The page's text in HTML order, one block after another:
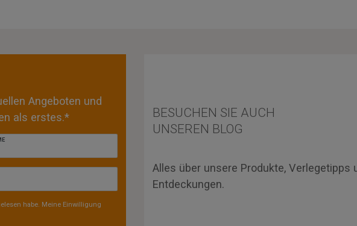
Angeboten und
als erstes.*
habe. Meine Einwilligung
BESUCHEN SIE AUCH
UNSEREN BLOG
Alles über unsere Produkte, Verlegetipps
Entdeckungen.